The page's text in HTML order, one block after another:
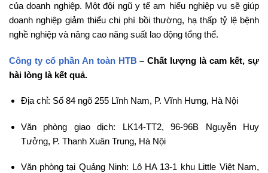
của doanh nghiệp. Một đội ngũ y tế am hiểu nghiệp vụ sẽ giúp
doanh nghiệp giảm thiểu chi phí bồi thường, hạ thấp tỷ lệ bệnh
nghề nghiệp và nâng cao năng suất lao động tổng thể.
Công ty cổ phần An toàn HTB– Chất lượng là cam kết, sự
hài lòng là kết quả.
Địa chỉ: Số 84 ngõ 255 Lĩnh Nam, P. Vĩnh Hưng, Hà Nội
Văn phòng giao dịch: LK14-TT2, 96-96B Nguyễn Huy
Tưởng, P. Thanh Xuân Trung, Hà Nội
Văn phòng tại Quảng Ninh: Lô HA 13-1 khu Little Việt Nam,